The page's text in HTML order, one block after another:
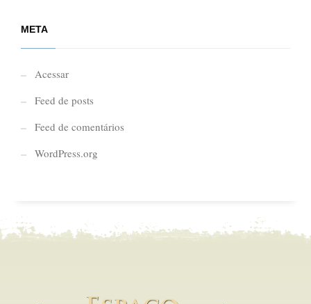
META
Acessar
Feed de posts
Feed de comentários
WordPress.org